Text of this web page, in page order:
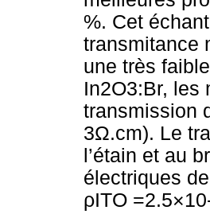
%. Cet
transmitance
une très
In2O3:Br, les
transmission
3Ω.cm). Le
l’étain et au
électriques
ρITO